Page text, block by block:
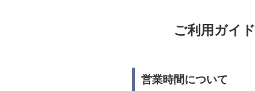
ご利用ガイド
営業時間について